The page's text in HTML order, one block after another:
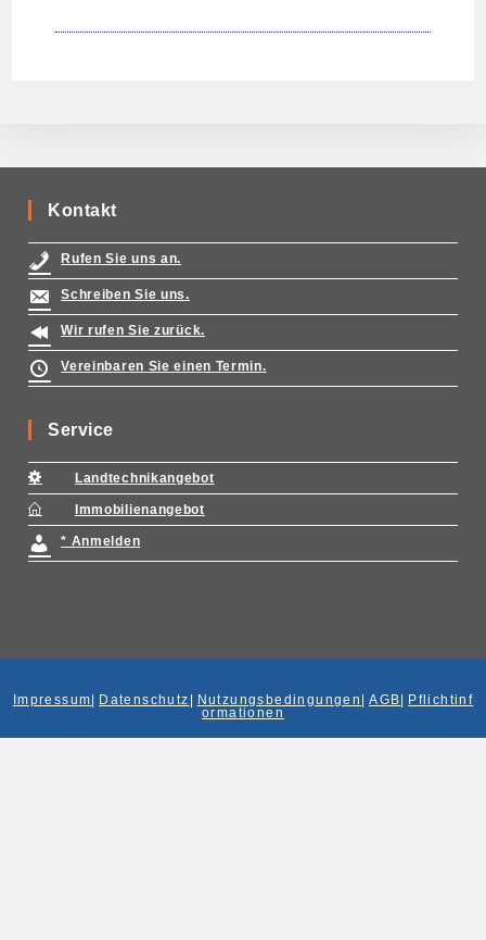
Kontakt
Rufen Sie uns an.
Schreiben Sie uns.
Wir rufen Sie zurück.
Vereinbaren Sie einen Termin.
Service
Landtechnikangebot
Immobilienangebot
* Anmelden
Impressum Datenschutz Nutzungsbedingungen |AGB
Pflichtinf
ormationen